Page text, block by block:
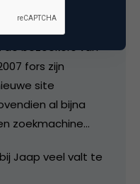
de bezoekers van
fors zijn
site
al bijna
zoekmachine…
Jaap veel valt te